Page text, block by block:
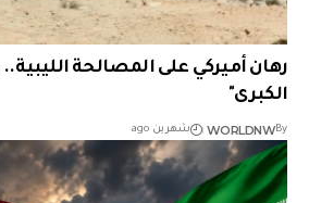
رهان أميركي على المصالحة الليبية..
الكبرى"
By
WORLDNW شهرين ago